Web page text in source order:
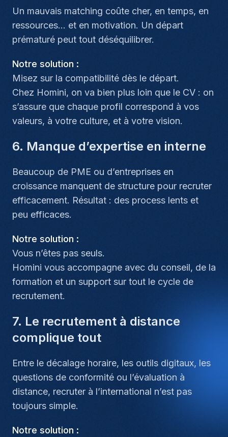
Un mauvais matching coûte cher, en temps, en
ressources… et en motivation. Un départ
prématuré peut tout déséquilibrer.
Notre solution :
Misez sur la compatibilité dès le départ.
Chez Homini, on va bien plus loin que le CV : on
s’assure que chaque profil correspond à vos
valeurs, à votre culture, et à votre vision.
6. Manque d’expertise en interne
Beaucoup de PME ou d’entreprises en
croissance manquent de structure pour recruter
efficacement. Résultat : des process lents et
peu efficaces.
Notre solution :
Vous n’êtes pas seuls.
Homini vous accompagne avec du conseil, de la
formation et un support sur tout le cycle de
recrutement.
7. Le recrutement à distance
complique tout
Entre le décalage horaire, les outils digitaux, les
questions de conformité ou l’évaluation à
distance, recruter à l’international n’est pas
toujours simple.
Notre solution :